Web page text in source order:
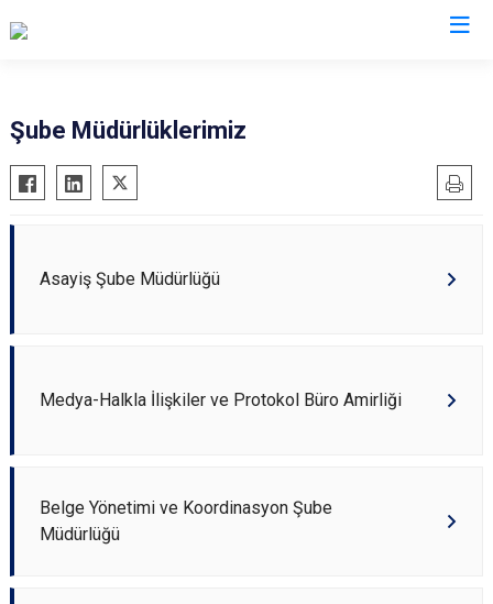
Şube Müdürlüklerimiz
Asayiş Şube Müdürlüğü
Medya-Halkla İlişkiler ve Protokol Büro Amirliği
Belge Yönetimi ve Koordinasyon Şube
Müdürlüğü